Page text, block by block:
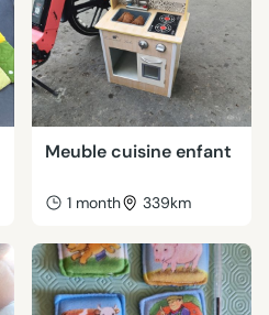
Meuble cuisine enfant
1 month 339km